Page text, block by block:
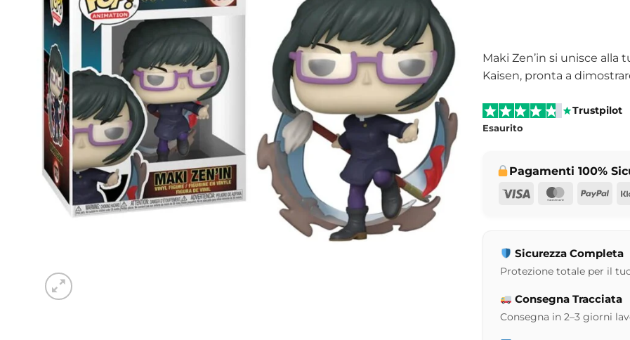
Maki Zen’in si unisce
Kaisen, pronta a
Trustpilot
Esaurito
Pagamenti 100%
Visa
Sicurezza Completa
Protezione totale per il
Consegna Tracciata
Consegna in 2–3 giorni